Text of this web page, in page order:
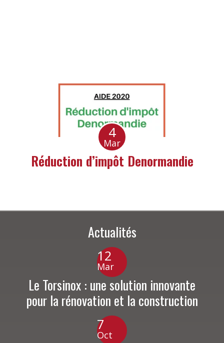
4
Mar
Réduction d’impôt Denormandie
Actualités
12
Mar
Le Torsinox : une solution innovante
pour la rénovation et la construction
7
Oct